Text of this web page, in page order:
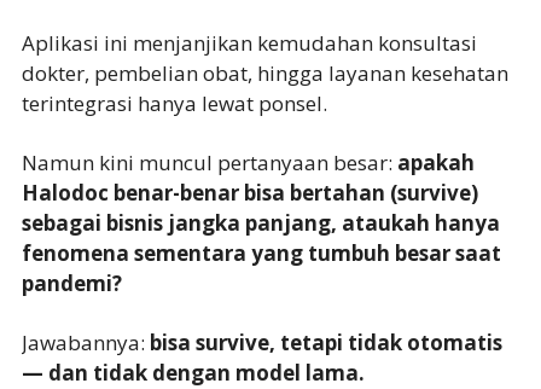
Aplikasi ini menjanjikan kemudahan konsultasi
dokter, pembelian obat, hingga layanan kesehatan
terintegrasi hanya lewat ponsel.
Namun kini muncul pertanyaan besar: apakah
Halodoc benar-benar bisa bertahan (survive)
sebagai bisnis jangka panjang, ataukah hanya
fenomena sementara yang tumbuh besar saat
pandemi?
Jawabannya: bisa survive, tetapi tidak otomatis
— dan tidak dengan model lama.